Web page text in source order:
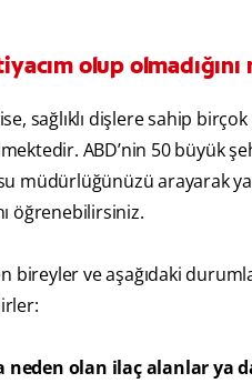
olup
sağlıklı dişlere sahip
ABD’nin 50 büyük
müdürlüğünüzü arayarak
öğrenebilirsiniz.
bireyler ve aşağıdaki
neden olan ilaç alanlar ya